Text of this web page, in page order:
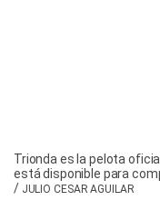
Trionda es la pelota
está disponible para
/ JULIO CESAR AGUILAR